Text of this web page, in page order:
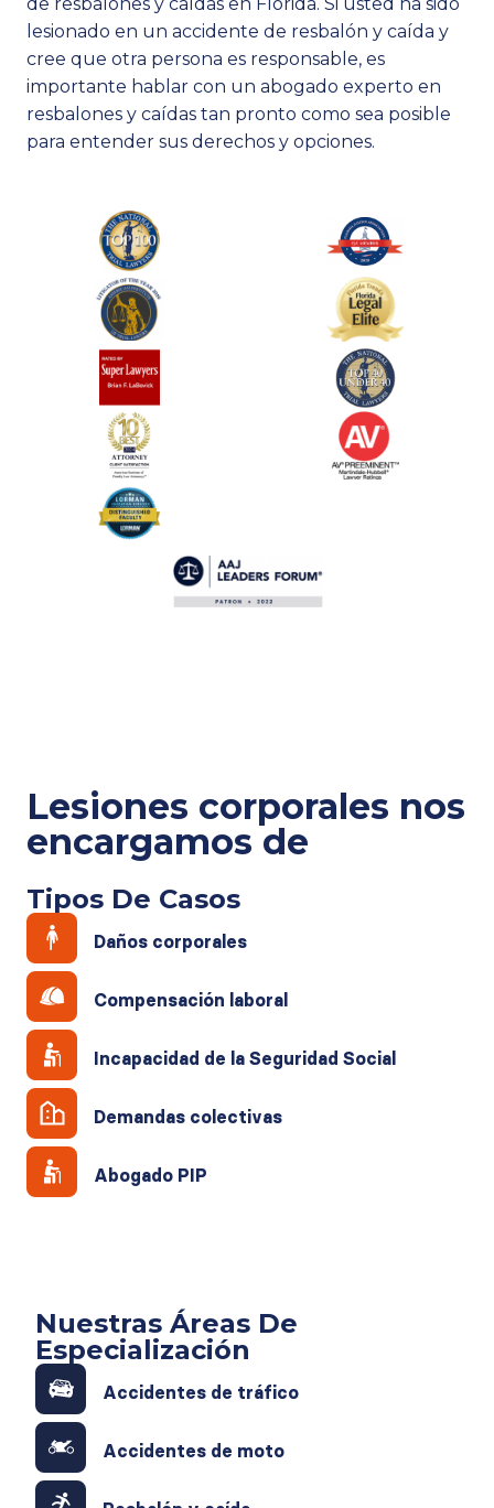
de resbalones y caídas en Florida. Si usted ha sido
lesionado en un accidente de resbalón y caída y
cree que otra persona es responsable, es
importante hablar con un abogado experto en
resbalones y caídas tan pronto como sea posible
para entender sus derechos y opciones.
Lesiones corporales nos
encargamos de
Tipos De Casos
Daños corporales
Compensación laboral
Incapacidad de la Seguridad Social
Demandas colectivas
Abogado PIP
Nuestras Áreas De
Especialización
Accidentes de tráfico
Accidentes de moto